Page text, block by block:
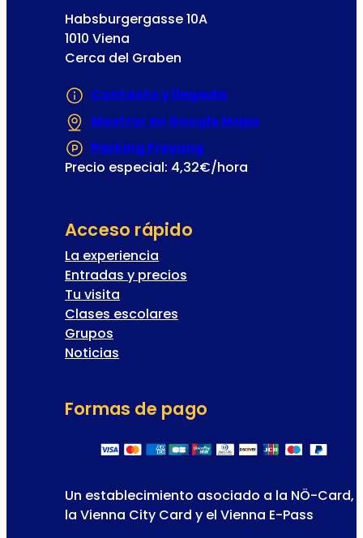
Habsburgergasse 10A
1010 Viena
Cerca del Graben
Contacto y llegada
Mostrar en Google Maps
Parking Freyung
Precio especial: 4,32€/hora
Acceso rápido
La experiencia
Entradas y precios
Tu visita
Clases escolares
Grupos
Noticias
Formas de pago
Un establecimiento asociado a la NÖ-Card,
la Vienna City Card y el Vienna E-Pass